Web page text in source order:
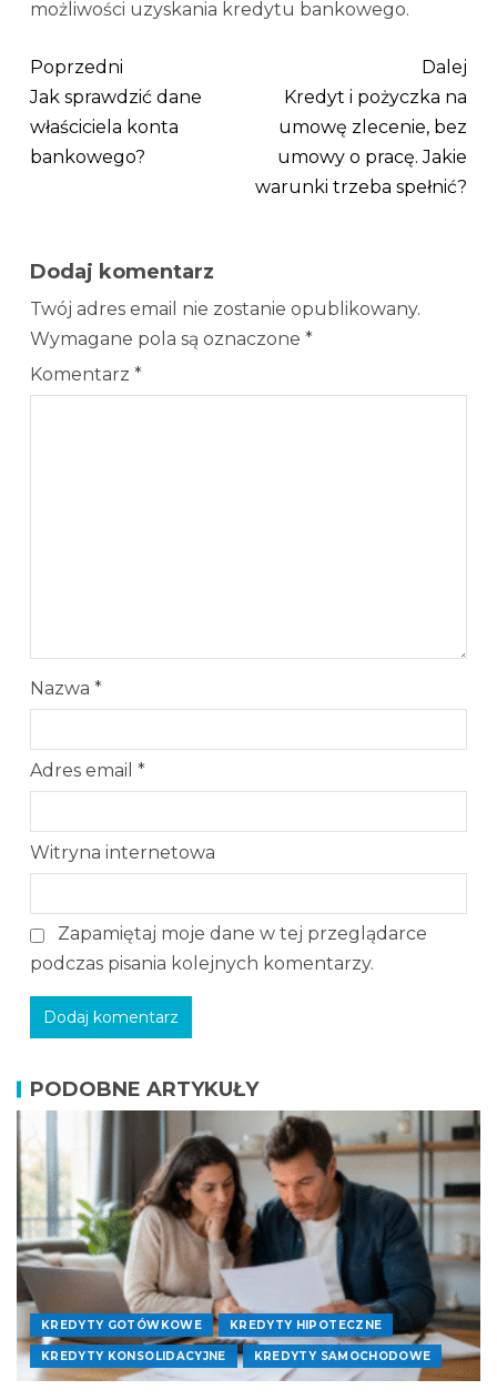
możliwości uzyskania kredytu bankowego.
Poprzedni
Jak sprawdzić dane
właściciela konta
bankowego?
Dalej
Kredyt i pożyczka na
umowę zlecenie, bez
umowy o pracę. Jakie
warunki trzeba spełnić?
Dodaj komentarz
Twój adres email nie zostanie opublikowany.
Wymagane pola są oznaczone *
Komentarz *
Nazwa *
Adres email *
Witryna internetowa
Zapamiętaj moje dane w tej przeglądarce
podczas pisania kolejnych komentarzy.
PODOBNE ARTYKUŁY
KREDYTY GOTÓWKOWE KREDYTY HIPOTECZNE
KREDYTY KONSOLIDACYJNE KREDYTY SAMOCHODOWE